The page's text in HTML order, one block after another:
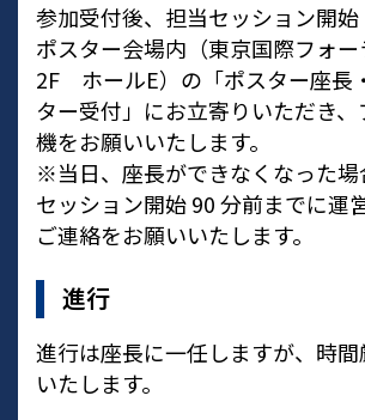
参加受付後、担当セッション開始
ポスター会場内（東京国際フォ
2F ホールE）の「ポスター座長
ター受付」にお立寄りいただき
機をお願いいたします。
※当日、座長ができなくなった場
セッション開始 90 分前までに運
ご連絡をお願いいたします。
進行
進行は座長に一任しますが、時
いたします。